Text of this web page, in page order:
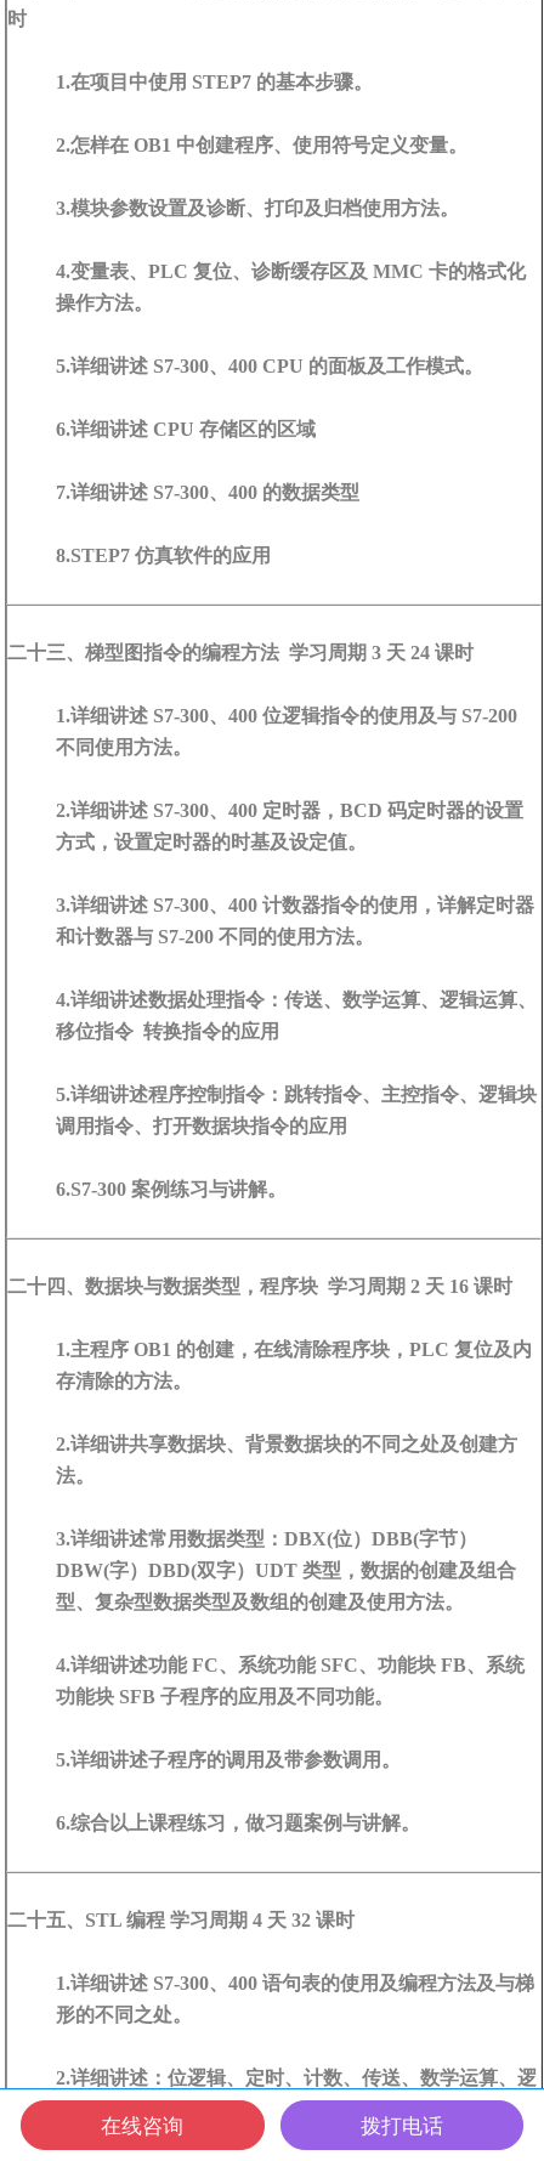
时
1.在项目中使用 STEP7 的基本步骤。
2.怎样在 OB1 中创建程序、使用符号定义变量。
3.模块参数设置及诊断、打印及归档使用方法。
4.变量表、PLC 复位、诊断缓存区及 MMC 卡的格式化
操作方法。
5.详细讲述 S7-300、400 CPU 的面板及工作模式。
6.详细讲述 CPU 存储区的区域
7.详细讲述 S7-300、400 的数据类型
8.STEP7 仿真软件的应用
二十三、梯型图指令的编程方法 学习周期 3 天 24 课时
1.详细讲述 S7-300、400 位逻辑指令的使用及与 S7-200
不同使用方法。
2.详细讲述 S7-300、400 定时器，BCD 码定时器的设置
方式，设置定时器的时基及设定值。
3.详细讲述 S7-300、400 计数器指令的使用，详解定时器
和计数器与 S7-200 不同的使用方法。
4.详细讲述数据处理指令：传送、数学运算、逻辑运算、
移位指令 转换指令的应用
5.详细讲述程序控制指令：跳转指令、主控指令、逻辑块
调用指令、打开数据块指令的应用
6.S7-300 案例练习与讲解。
二十四、数据块与数据类型，程序块 学习周期 2 天 16 课时
1.主程序 OB1 的创建，在线清除程序块，PLC 复位及内
存清除的方法。
2.详细讲共享数据块、背景数据块的不同之处及创建方
法。
3.详细讲述常用数据类型：DBX(位）DBB(字节）
DBW(字）DBD(双字）UDT 类型，数据的创建及组合
型、复杂型数据类型及数组的创建及使用方法。
4.详细讲述功能 FC、系统功能 SFC、功能块 FB、系统
功能块 SFB 子程序的应用及不同功能。
5.详细讲述子程序的调用及带参数调用。
6.综合以上课程练习，做习题案例与讲解。
二十五、STL 编程 学习周期 4 天 32 课时
1.详细讲述 S7-300、400 语句表的使用及编程方法及与梯
形的不同之处。
2.详细讲述：位逻辑、定时、计数、传送、数学运算、逻
辑运算、转换指令、移位指令、程序控制指令在指令表
中的应用及方法。
QQ
在线咨询 拨打电话